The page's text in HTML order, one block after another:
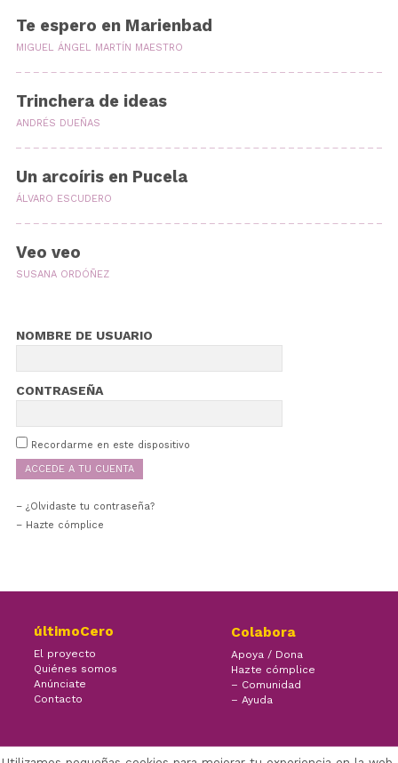
Te espero en Marienbad
MIGUEL ÁNGEL MARTÍN MAESTRO
Trinchera de ideas
ANDRÉS DUEÑAS
Un arcoíris en Pucela
ÁLVARO ESCUDERO
Veo veo
SUSANA ORDÓÑEZ
NOMBRE DE USUARIO
CONTRASEÑA
Recordarme en este dispositivo
¿Olvidaste tu contraseña?
– Hazte cómplice
últimoCero
El proyecto
Quiénes somos
Anúnciate
Contacto
Colabora
Apoya / Dona
Hazte cómplice
– Comunidad
– Ayuda